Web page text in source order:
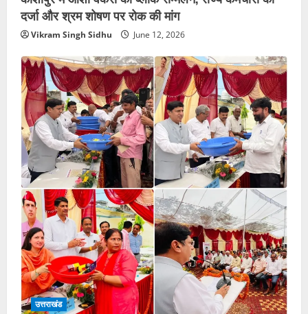
दर्जा और श्रम शोषण पर रोक की मांग
Vikram Singh Sidhu June 12, 2026
उत्तराखंड